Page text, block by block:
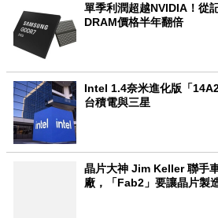
單季利潤超越NVIDIA！從
DRAM價格半年翻倍
Intel 1.4奈米進化版「
台積電與三星
晶片大神 Jim Keller 聯手
廠，「Fab2」要讓晶片製